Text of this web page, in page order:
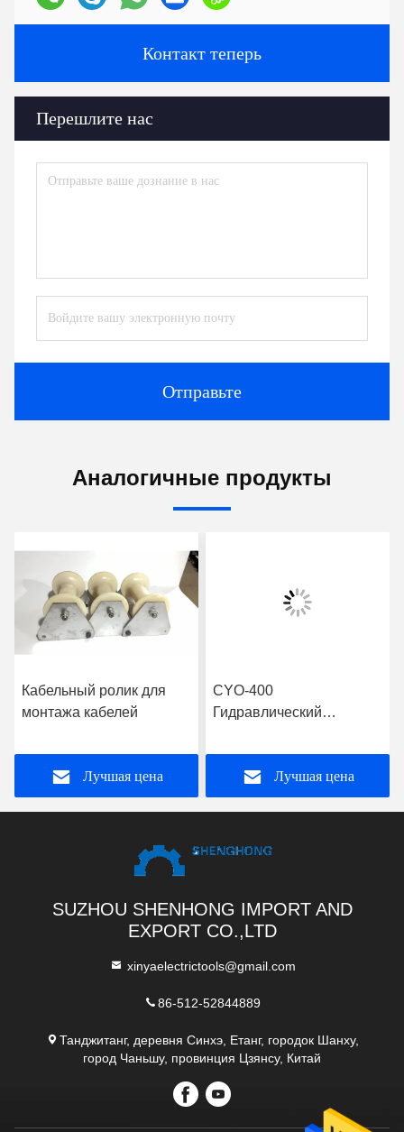
Контакт теперь
Перешлите нас
Отправьте
Аналогичные продукты
Кабельный ролик для
монтажа кабелей
Лучшая цена
CYO-400
Гидравлический
50-400мм2 Кабельный
соединитель
Гидравлический
Лучшая цена
SUZHOU SHENHONG IMPORT AND
EXPORT CO.,LTD
xinyaelectrictools@gmail.com
86-512-52844889
Танджитанг, деревня Синхэ, Етанг, городок Шанху,
город Чаньшу, провинция Цзянсу, Китай